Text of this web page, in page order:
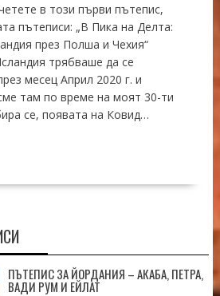
в този първи пътепис,
пътеписи: „В Пика на Делта:
през Полша и Чехия“
трябваше да се
месец Април 2020 г. и
там по време на моят 30-ти
се, появата на Ковид…
ПЪТЕПИС ЗА ЙОРДАНИЯ – АКАБА, ПЕТРА,
ВАДИ РУМ И ЕЙЛАТ